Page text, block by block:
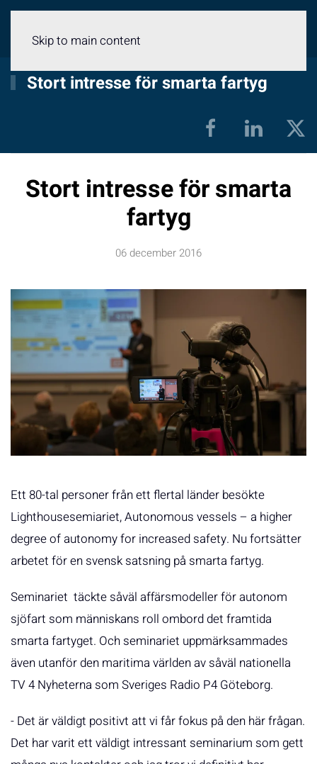
Skip to main content
Stort intresse för smarta fartyg
Stort intresse för smarta
fartyg
06 december 2016
Ett 80-tal personer från ett flertal länder besökte
Lighthousesemiariet, Autonomous vessels – a higher
degree of autonomy for increased safety. Nu fortsätter
arbetet för en svensk satsning på smarta fartyg.
Seminariet täckte såväl affärsmodeller för autonom
sjöfart som människans roll ombord det framtida
smarta fartyget. Och seminariet uppmärksammades
även utanför den maritima världen av såväl nationella
TV 4 Nyheterna som Sveriges Radio P4 Göteborg.
- Det är väldigt positivt att vi får fokus på den här frågan.
Det har varit ett väldigt intressant seminarium som gett